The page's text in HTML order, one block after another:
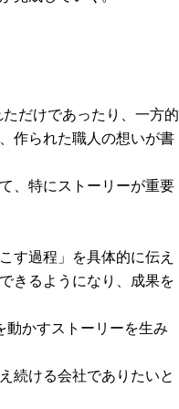
だけであったり、一方的
作られた職人の想いが書
、特にストーリーが重要
す過程」を具体的に伝え
きるようになり、成果を
動かすストーリーを生み
続ける会社でありたいと